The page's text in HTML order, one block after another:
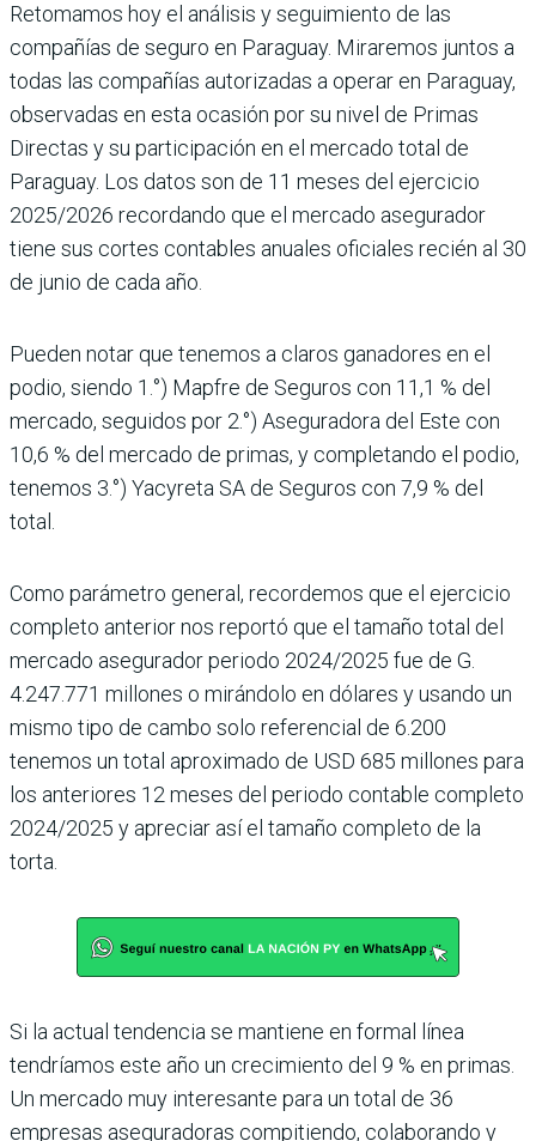
Retomamos hoy el análisis y seguimiento de las
compañías de seguro en Paraguay. Miraremos juntos a
todas las compañías autorizadas a operar en Paraguay,
observadas en esta ocasión por su nivel de Primas
Directas y su participación en el mercado total de
Paraguay. Los datos son de 11 meses del ejercicio
2025/2026 recordando que el mercado asegurador
tiene sus cortes contables anuales oficiales recién al 30
de junio de cada año.
Pueden notar que tenemos a claros ganadores en el
podio, siendo 1.°) Mapfre de Seguros con 11,1 % del
mercado, seguidos por 2.°) Aseguradora del Este con
10,6 % del mercado de primas, y completando el podio,
tenemos 3.°) Yacyreta SA de Seguros con 7,9 % del
total.
Como parámetro general, recordemos que el ejercicio
completo anterior nos reportó que el tamaño total del
mercado asegurador periodo 2024/2025 fue de G.
4.247.771 millones o mirándolo en dólares y usando un
mismo tipo de cambo solo referencial de 6.200
tenemos un total aproximado de USD 685 millones para
los anteriores 12 meses del periodo contable completo
2024/2025 y apreciar así el tamaño completo de la
torta.
Si la actual tendencia se mantiene en formal línea
tendríamos este año un crecimiento del 9 % en primas.
Un mercado muy interesante para un total de 36
empresas aseguradoras compitiendo, colaborando y